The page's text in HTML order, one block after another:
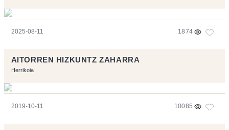
2025-08-11 1874
AITORREN HIZKUNTZ ZAHARRA
Herrikoia
2019-10-11 10085